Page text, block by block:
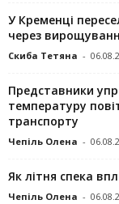
У Кременці
через
Скиба Тетяна -
Представники
температуру
транспорту
Чепіль Олена -
Як літня спека
Чепіль Олена -